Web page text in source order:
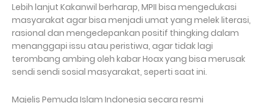
Lebih lanjut Kakanwil berharap, MPII bisa mengedukasi
masyarakat agar bisa menjadi umat yang melek literasi,
rasional dan mengedepankan positif thingking dalam
menanggapi issu atau peristiwa, agar tidak lagi
terombang ambing oleh kabar Hoax yang bisa merusak
sendi sendi sosial masyarakat, seperti saat ini.
Majelis Pemuda Islam Indonesia secara resmi